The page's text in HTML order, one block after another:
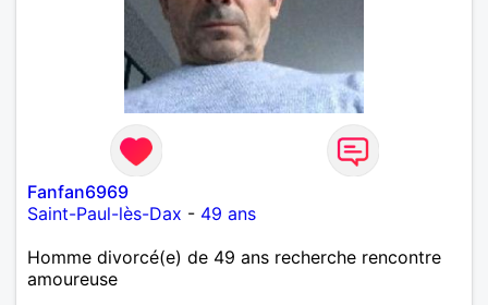
Fanfan6969
Saint-Paul-lès-Dax - 49 ans
Homme divorcé(e) de 49 ans recherche rencontre
amoureuse